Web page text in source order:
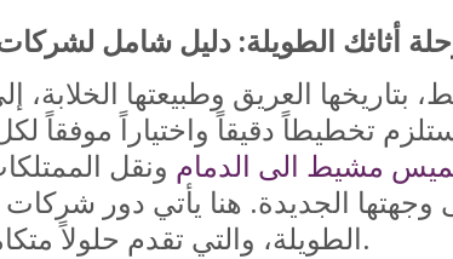
أثاثك الطويلة: دليل شامل
العريق وطبيعتها الخلابة،
تخطيطاً دقيقاً واختياراً موفقاً
مشيط الى الدمام ونقل
وجهتها الجديدة. هنا يأتي دور
الطويلة، والتي تقدم حلولاً متكاملة تجعل عملية الانتقال أكثر سلاسة وراحة.